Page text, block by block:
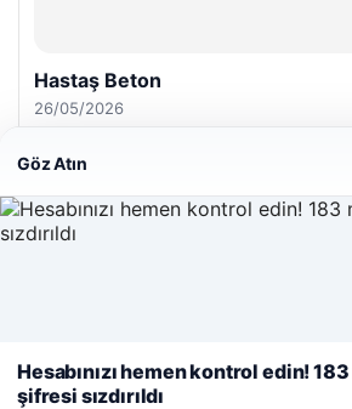
Web sitemizi nasıl kullandığınızı daha iyi
kullanıyoruz.Çerez Politikamız
Göz Atın
Hesabınızı hemen kontrol edin!
şifresi sızdırıldı